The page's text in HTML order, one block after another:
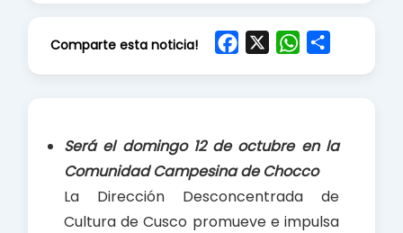
Comparte esta noticia!
o
k
W
p
p
e
Será el domingo 12 de octubre en la
Comunidad Campesina de Chocco
La Dirección Desconcentrada de
Cultura de Cusco promueve e impulsa